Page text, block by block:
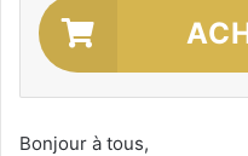
Bonjour à tous,